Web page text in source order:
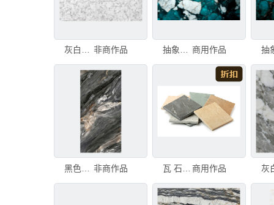
灰白石材纹理大理石图案背景 非商作品 抽象石材纹理背景。 turquoise大理石图案。 高品质插画。 抽象石材纹理背景。 turquoi 商用作品
非商作品 商用作品